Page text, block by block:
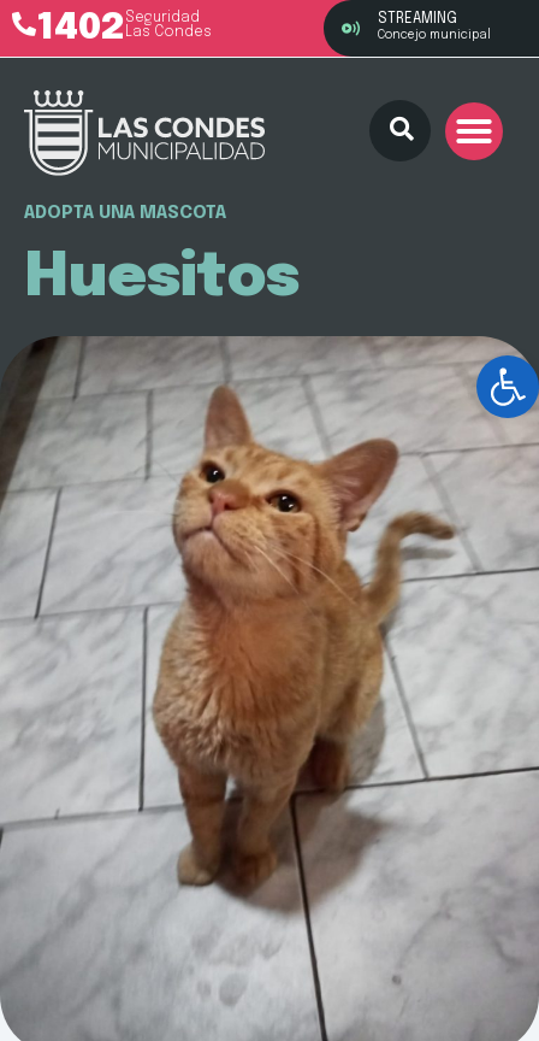
1402 Seguridad
Las Condes
STREAMING
Concejo municipal
ADOPTA UNA MASCOTA
Huesitos